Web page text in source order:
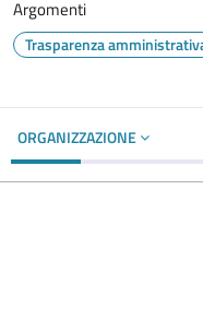
Argomenti
Trasparenza
ORGANIZZAZIONE